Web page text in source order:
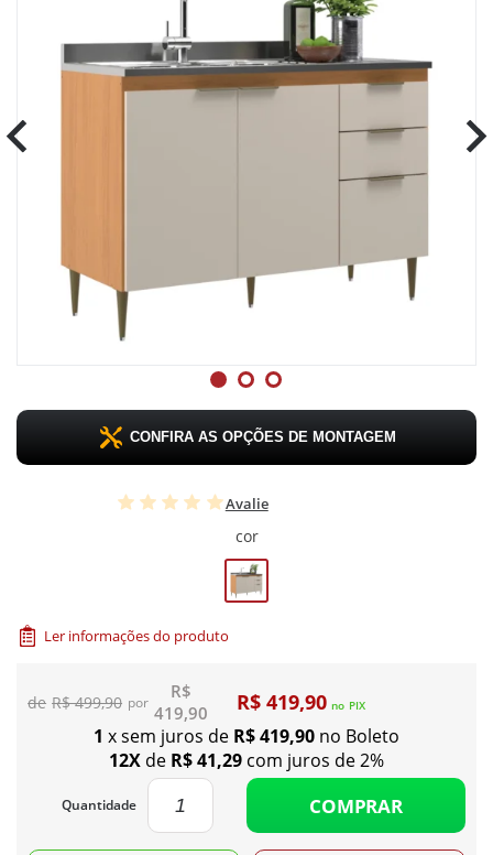
CONFIRA AS OPÇÕES DE MONTAGEM
Avalie
cor
Ler informações do produto
R$ 499,90
R$
419,90
R$ 419,90 no PIX
1 x sem juros de R$ 419,90 no Boleto
12X de R$ 41,29 com juros de 2%
Quantidade COMPRAR